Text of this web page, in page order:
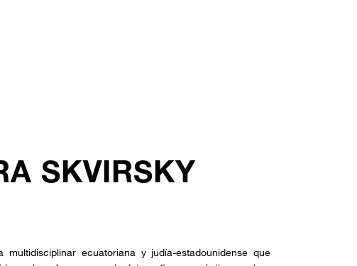
SKVIRSKY
ecuatoriana y judía-estadounidense que